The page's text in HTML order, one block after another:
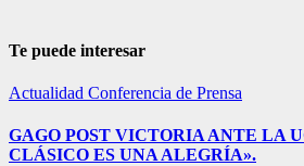
Te puede interesar
Actualidad Conferencia de Prensa
GAGO POST VICTORIA ANTE LA
CLÁSICO ES UNA ALEGRÍA».